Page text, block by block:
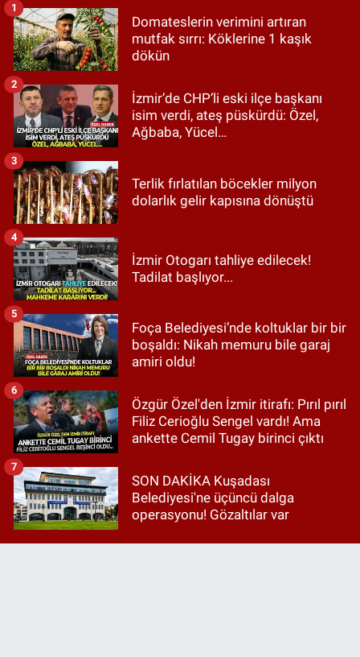
Domateslerin verimini artıran
mutfak sırrı: Köklerine 1 kaşık
dökün
1
İzmir’de CHP’li eski ilçe başkanı
isim verdi, ateş püskürdü: Özel,
Ağbaba, Yücel…
2
Terlik fırlatılan böcekler milyon
dolarlık gelir kapısına dönüştü
3
İzmir Otogarı tahliye edilecek!
Tadilat başlıyor...
4
Foça Belediyesi’nde koltuklar bir bir
boşaldı: Nikah memuru bile garaj
amiri oldu!
5
Özgür Özel'den İzmir itirafı: Pırıl pırıl
Filiz Cerioğlu Sengel vardı! Ama
ankette Cemil Tugay birinci çıktı
6
SON DAKİKA Kuşadası
Belediyesi'ne üçüncü dalga
operasyonu! Gözaltılar var
7